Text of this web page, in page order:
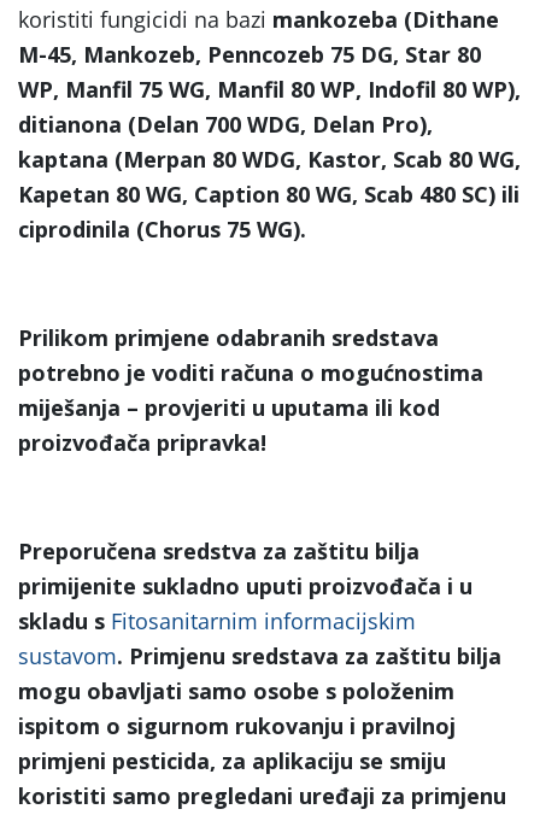
koristiti fungicidi na bazi mankozeba (Dithane
M-45, Mankozeb, Penncozeb 75 DG, Star 80
WP, Manfil 75 WG, Manfil 80 WP, Indofil 80 WP),
ditianona (Delan 700 WDG, Delan Pro),
kaptana (Merpan 80 WDG, Kastor, Scab 80 WG,
Kapetan 80 WG, Caption 80 WG, Scab 480 SC) ili
ciprodinila (Chorus 75 WG).
Prilikom primjene odabranih sredstava
potrebno je voditi računa o mogućnostima
miješanja – provjeriti u uputama ili kod
proizvođača pripravka!
Preporučena sredstva za zaštitu bilja
primijenite sukladno uputi proizvođača i u
skladu s Fitosanitarnim informacijskim
sustavom. Primjenu sredstava za zaštitu bilja
mogu obavljati samo osobe s položenim
ispitom o sigurnom rukovanju i pravilnoj
primjeni pesticida, za aplikaciju se smiju
koristiti samo pregledani uređaji za primjenu